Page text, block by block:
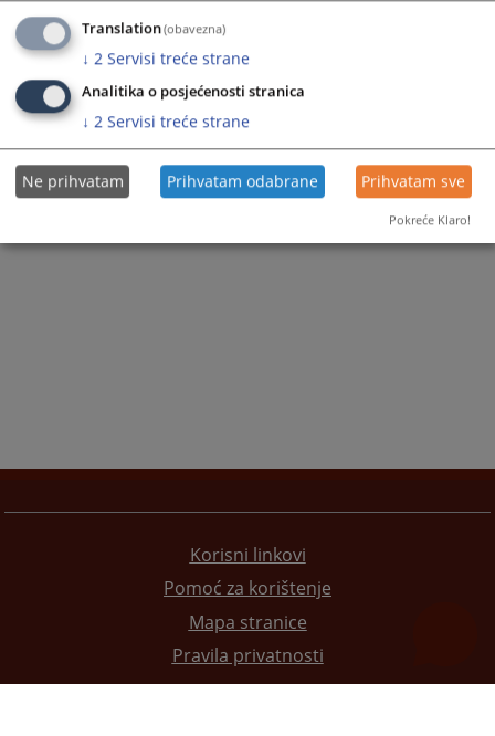
Korisni linkovi
Pomoć za korištenje
Mapa stranice
Pravila privatnosti
Translation(obavezna)
↓ 2 Servisi treće strane
Analitika o posjećenosti stranica
↓ 2 Servisi treće strane
Ne prihvatam Prihvatam odabrane Prihvatam sve
Pokreće Klaro!